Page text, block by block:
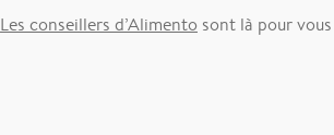
Les conseillers d’Alimento sont là pour vous